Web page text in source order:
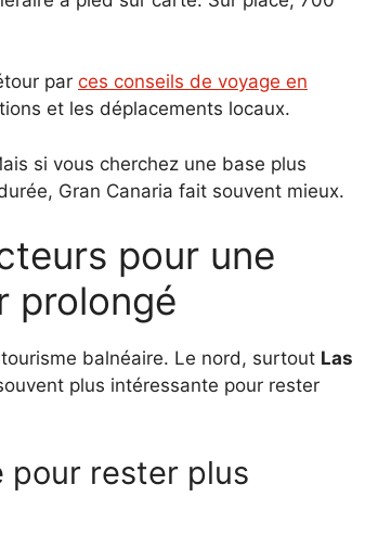
par ces conseils de voyage en
et les déplacements locaux.
si vous cherchez une base plus
Gran Canaria fait souvent mieux.
prolongé
balnéaire. Le nord, surtout Las
plus intéressante pour rester